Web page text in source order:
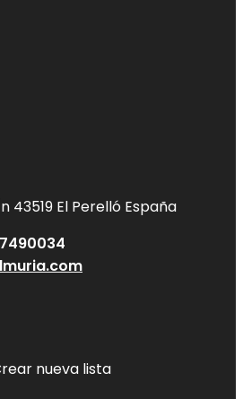
43519 El Perelló España
nueva lista